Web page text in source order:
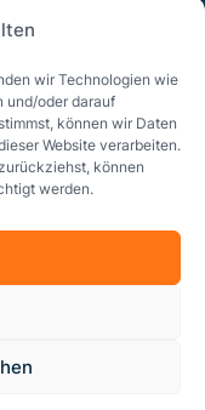
wir Technologien wie
und/oder darauf
können wir Daten
Website verarbeiten.
können
werden.